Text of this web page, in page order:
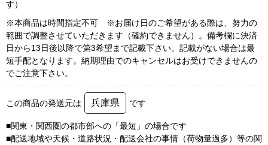
す）
※本商品は時間指定不可 ※お届け日のご希望がある際は、努力の
範囲で調整させていただきます（確約できません）。備考欄に決済
日から13日後以降で第3希望まで記載下さい。記載がない場合は最
短手配となります。納期理由でのキャンセルはお受けできませんの
でご注意下さい。
この商品の発送元は 兵庫県 です
■関東・関西圏の都市部への「最短」の場合です
■配送地域や天候・道路状況・配送会社の事情（荷物量過多）等の関